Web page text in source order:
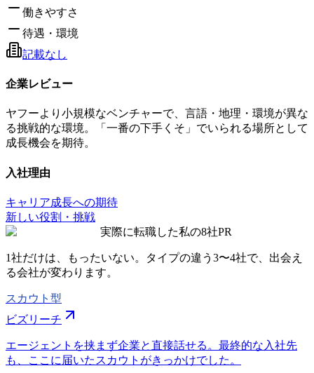
働きやすさ
待遇・環境
記載なし
企業レビュー
ヤフーより小規模なベンチャーで、言語・地理・環境が異な
る挑戦的な環境。「一番の下手くそ」でいられる場所として
成長機会を期待。
入社理由
キャリア成長への期待
新しい役割・挑戦
実際に転職した私の8社PR
1社だけは、もったいない。タイプの違う 3〜4社で、出会え
る会社が変わります。
スカウト型
ビズリーチ
エージェントを挟まず企業と直接話せる。最終的な入社先
も、ここに届いたスカウトがきっかけでした。